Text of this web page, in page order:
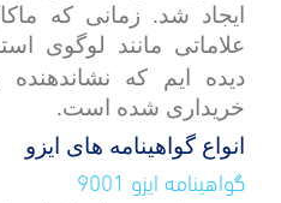
ایجاد شد. زمانی که
علاماتی مانند لوگوی
دیده ایم که
خریداری شده است.
انواع گواهینامه های ایزو
گواهینامه ایزو 9001